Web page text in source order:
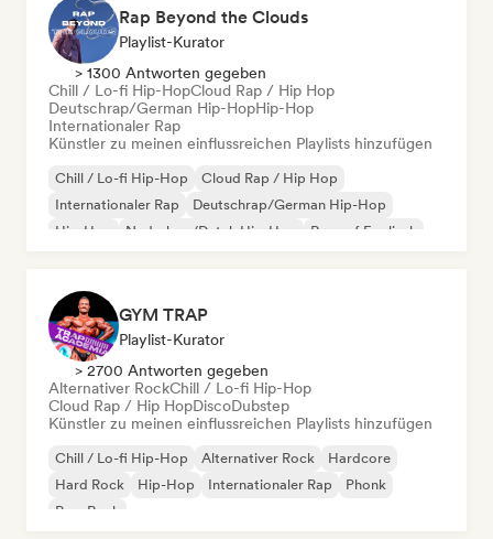
Rap Beyond the Clouds
Playlist-Kurator
> 1300 Antworten gegeben
Chill / Lo-fi Hip-HopCloud Rap / Hip Hop
Deutschrap/German Hip-HopHip-Hop
Internationaler Rap
Künstler zu meinen einflussreichen Playlists hinzufügen
Chill / Lo-fi Hip-Hop
Cloud Rap / Hip Hop
Internationaler Rap
Deutschrap/German Hip-Hop
Hip-Hop
Nederhop/Dutch Hip-Hop
Rap auf Englisch
GYM TRAP
Playlist-Kurator
> 2700 Antworten gegeben
Alternativer RockChill / Lo-fi Hip-Hop
Cloud Rap / Hip HopDiscoDubstep
Künstler zu meinen einflussreichen Playlists hinzufügen
Chill / Lo-fi Hip-Hop Alternativer Rock
Hardcore
Hard Rock
Hip-Hop Internationaler Rap
Phonk
Pop-Rock